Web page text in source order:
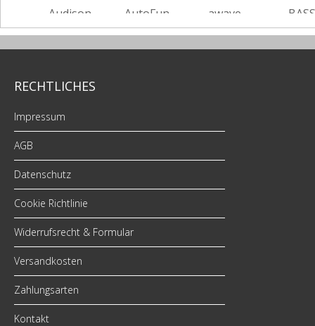
RECHTLICHES
Impressum
AGB
Datenschutz
Cookie Richtlinie
Widerrufsrecht & Formular
Versandkosten
Zahlungsarten
Kontakt